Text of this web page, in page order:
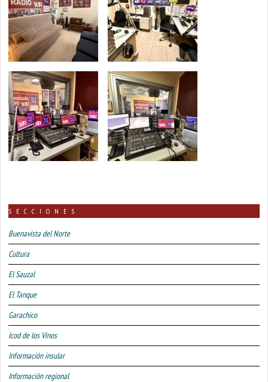
SECCIONES
Buenavista del Norte
Cultura
El Sauzal
El Tanque
Garachico
Icod de los Vinos
Información insular
Información regional